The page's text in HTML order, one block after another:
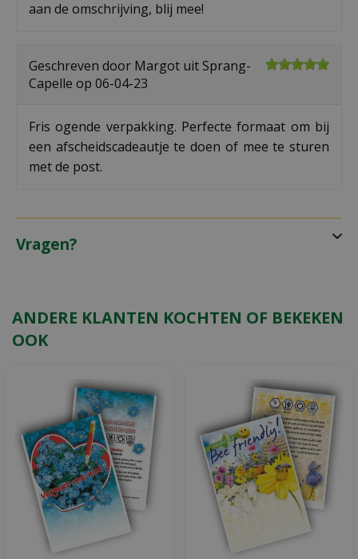
aan de omschrijving, blij mee!
Geschreven door Margot uit Sprang-
Capelle op 06-04-23
Fris ogende verpakking. Perfecte formaat om bij
een afscheidscadeautje te doen of mee te sturen
met de post.
Vragen?
ANDERE KLANTEN KOCHTEN OF BEKEKEN
OOK